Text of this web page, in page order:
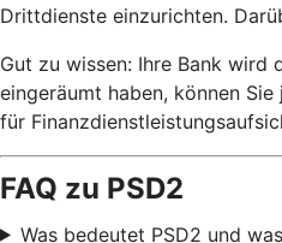
Drittdienste einzurichten.
Gut zu wissen: Ihre Bank
eingeräumt haben, können
für
FAQ zu PSD2
Was bedeutet PSD2 und